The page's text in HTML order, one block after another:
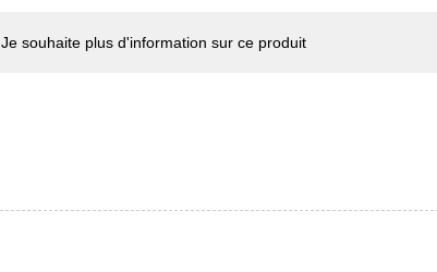
Je souhaite plus d'information sur ce produit